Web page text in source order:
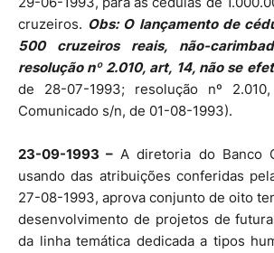
cruzeiros. Obs: O lançamento de
500 cruzeiros reais, não-
resolução nº 2.010, art, 14, não se
de 28-07-1993; resolução nº
Comunicado s/n, de 01-08-1993).
23-09-1993 – A diretoria do Banco
usando das atribuições conferidas
27-08-1993, aprova conjunto de oito
desenvolvimento de projetos de
da linha temática dedicada a tipos